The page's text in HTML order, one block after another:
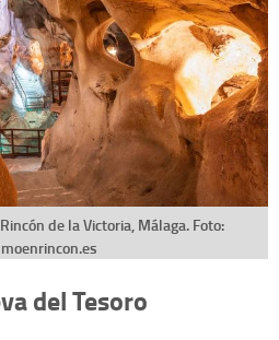
de la Victoria, Málaga. Foto:
del Tesoro